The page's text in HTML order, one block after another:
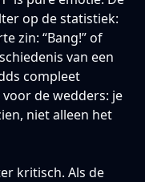
op de statistiek:
zin: “Bang!” of
van een
compleet
de wedders: je
niet alleen het
kritisch. Als de